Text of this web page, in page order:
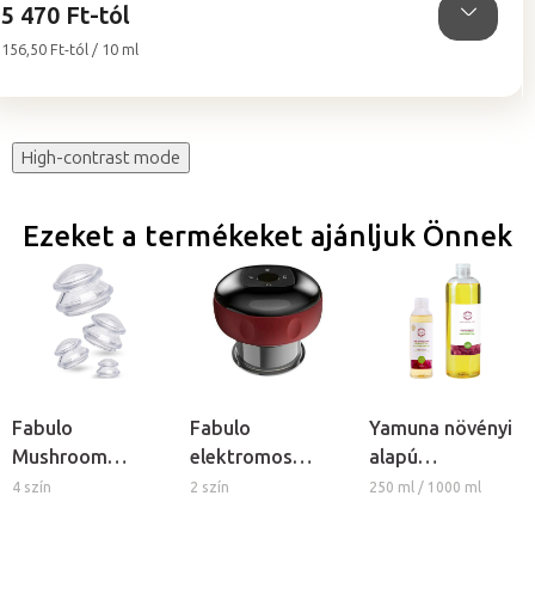
5 470 Ft-tól
Egységár:
156,50 Ft-tól / 10 ml
High-contrast mode
Ezeket a termékeket ajánljuk Önnek
Fabulo
Mushroom
gomba alakú
4 szín
Fabulo
elektromos
vákuumos
2 szín
Yamuna növényi
alapú
masszázsolaj -
250 ml / 1000 ml